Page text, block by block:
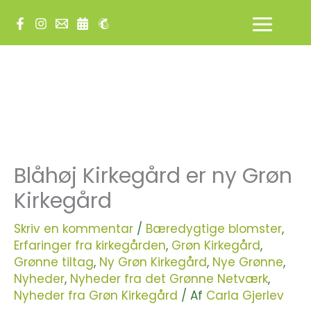
indholdet
Blåhøj Kirkegård er ny Grøn
Kirkegård
Skriv en kommentar / Bæredygtige blomster,
Erfaringer fra kirkegården, Grøn Kirkegård,
Grønne tiltag, Ny Grøn Kirkegård, Nye Grønne,
Nyheder, Nyheder fra det Grønne Netværk,
Nyheder fra Grøn Kirkegård / Af Carla Gjerlev